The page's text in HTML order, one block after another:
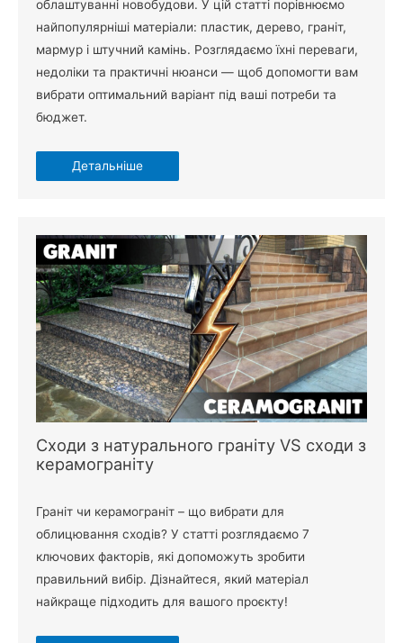
облаштуванні новобудови. У цій статті порівнюємо
найпопулярніші матеріали: пластик, дерево, граніт,
мармур і штучний камінь. Розглядаємо їхні переваги,
недоліки та практичні нюанси — щоб допомогти вам
вибрати оптимальний варіант під ваші потреби та
бюджет.
Детальніше
Сходи з натурального граніту VS сходи з
керамограніту
Граніт чи керамограніт – що вибрати для
облицювання сходів? У статті розглядаємо 7
ключових факторів, які допоможуть зробити
правильний вибір. Дізнайтеся, який матеріал
найкраще підходить для вашого проєкту!